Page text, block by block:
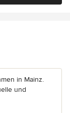
in Mainz.
und